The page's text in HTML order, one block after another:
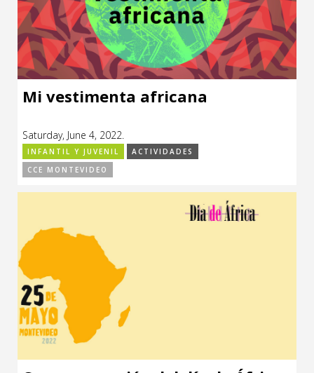
Mi vestimenta africana
Saturday, June 4, 2022.
INFANTIL Y JUVENIL
ACTIVIDADES
CCE MONTEVIDEO